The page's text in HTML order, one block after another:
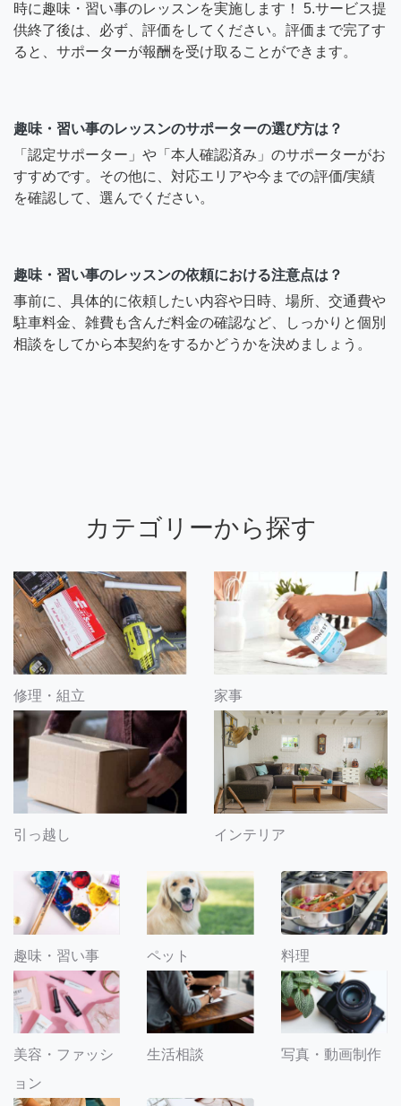
時に趣味・習い事のレッスンを実施します！ 5.サービス提
供終了後は、必ず、評価をしてください。評価まで完了す
ると、サポーターが報酬を受け取ることができます。
趣味・習い事のレッスンのサポーターの選び方は？
「認定サポーター」や「本人確認済み」のサポーターがお
すすめです。その他に、対応エリアや今までの評価/実績
を確認して、選んでください。
趣味・習い事のレッスンの依頼における注意点は？
事前に、具体的に依頼したい内容や日時、場所、交通費や
駐車料金、雑費も含んだ料金の確認など、しっかりと個別
相談をしてから本契約をするかどうかを決めましょう。
カテゴリーから探す
修理・組立 家事
引っ越し インテリア
趣味・習い事 ペット 料理
美容・ファッシ
ョン
生活相談 写真・動画制作